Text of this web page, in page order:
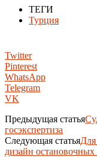
ТЕГИ
Турция
Twitter
Pinterest
WhatsApp
Telegram
VK
Предыдущая статья
госэкспертиза
Следующая статьяДля
дизайн